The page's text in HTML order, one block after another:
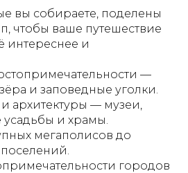
вы собираете, поделены
чтобы ваше путешествие
интереснее и
—
и заповедные уголки.
архитектуры — музеи,
усадьбы и храмы.
мегаполисов до
городов